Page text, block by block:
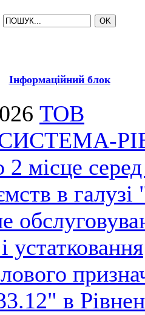
Інформаційний блок
ТОВ
2 місце
в галузі
устатковання
в